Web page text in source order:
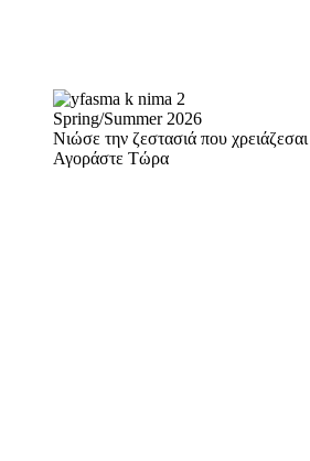
Spring/Summer 2026
Νιώσε την ζεστασιά που χρειάζεσαι
Αγοράστε Τώρα